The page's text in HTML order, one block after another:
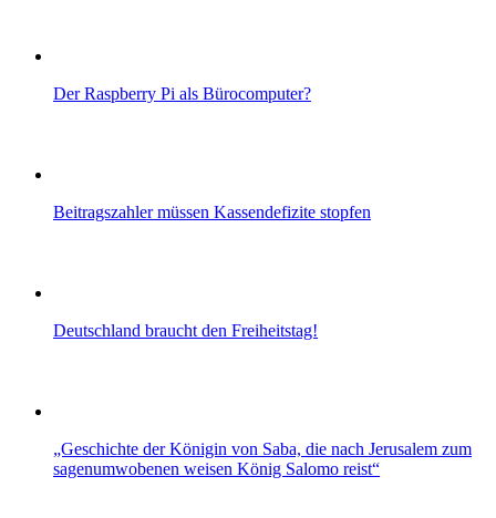
Der Raspberry Pi als Bürocomputer?
Beitragszahler müssen Kassendefizite stopfen
Deutschland braucht den Freiheitstag!
„Geschichte der Königin von Saba, die nach Jerusalem zum
sagenumwobenen weisen König Salomo reist“